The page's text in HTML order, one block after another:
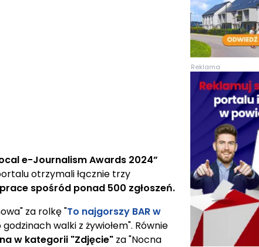
e-Journalism Awards 2024”
otrzymali łącznie trzy
spośród ponad 500 zgłoszeń.
za rolkę "To najgorszy BAR w
walki z żywiołem". Równie
w kategorii "Zdjęcie" za "Nocna
Reklama